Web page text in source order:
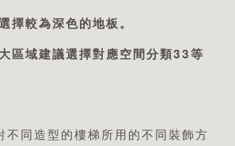
擇較為深色的地板。
區域建議選擇對應空間分類33等
不同造型的樓梯所用的不同裝飾方